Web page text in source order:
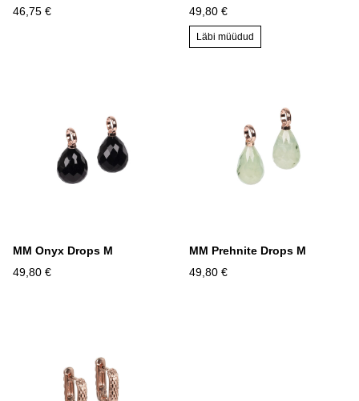
46,75 €
49,80 €
Läbi müüdud
MM Onyx Drops M
49,80 €
MM Prehnite Drops M
49,80 €